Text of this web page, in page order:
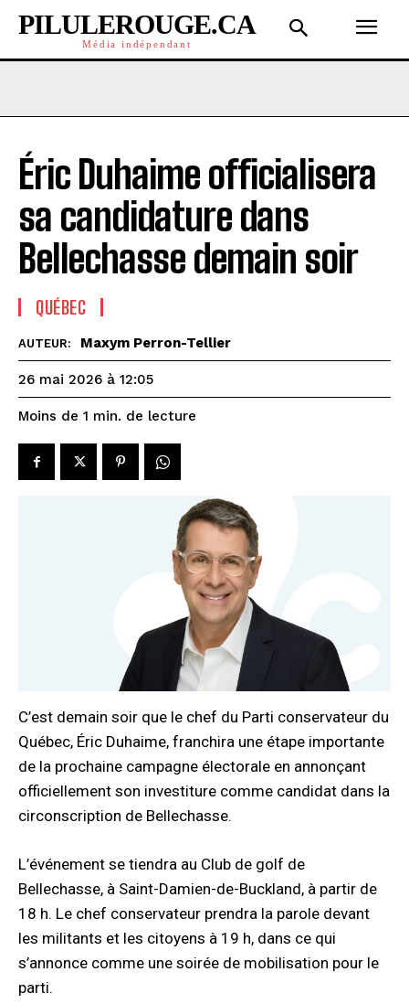
PILULEROUGE.CA
Média indépendant
Éric Duhaime officialisera
sa candidature dans
Bellechasse demain soir
QUÉBEC
AUTEUR: Maxym Perron-Tellier
26 mai 2026 à 12:05
Moins de 1 min. de lecture
C’est demain soir que le chef du Parti conservateur du
Québec, Éric Duhaime, franchira une étape importante
de la prochaine campagne électorale en annonçant
officiellement son investiture comme candidat dans la
circonscription de Bellechasse.
L’événement se tiendra au Club de golf de
Bellechasse, à Saint-Damien-de-Buckland, à partir de
18 h. Le chef conservateur prendra la parole devant
les militants et les citoyens à 19 h, dans ce qui
s’annonce comme une soirée de mobilisation pour le
parti.